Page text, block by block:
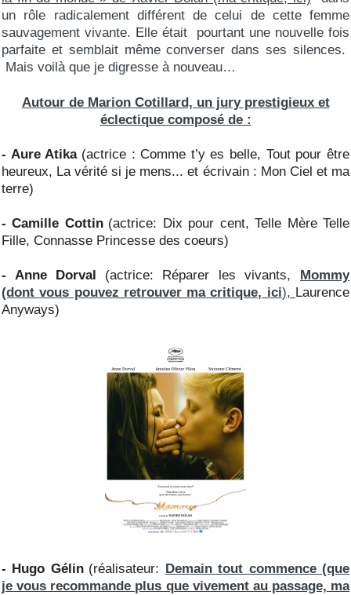
un rôle radicalement différent de celui de cette femme
sauvagement vivante. Elle était pourtant une nouvelle fois
parfaite et semblait même converser dans ses silences.
Mais voilà que je digresse à nouveau…
Autour de Marion Cotillard, un jury prestigieux et
éclectique composé de :
- Aure Atika (actrice : Comme t’y es belle, Tout pour être
heureux, La vérité si je mens... et écrivain : Mon Ciel et ma
terre)
- Camille Cottin (actrice: Dix pour cent, Telle Mère Telle
Fille, Connasse Princesse des coeurs)
- Anne Dorval (actrice: Réparer les vivants,
Mommy
(dont vous pouvez retrouver ma critique, ici), Laurence
Anyways)
- Hugo Gélin (réalisateur:
Demain tout commence (que
je vous recommande plus que vivement au passage, ma